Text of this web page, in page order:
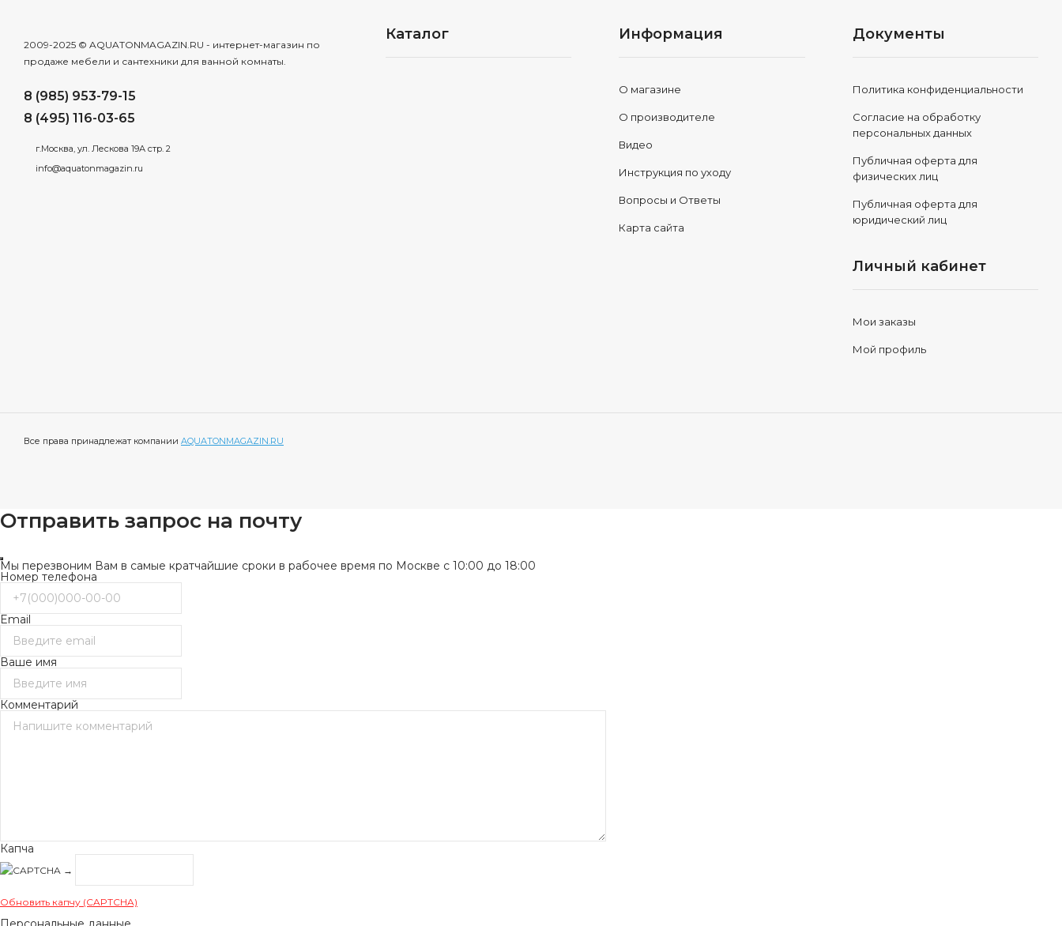
2009-2025 © AQUATONMAGAZIN.RU - интернет-магазин по
продаже мебели и сантехники для ванной комнаты.
8 (985) 953-79-15
8 (495) 116-03-65
г.Москва, ул. Лескова 19А стр. 2
info@aquatonmagazin.ru
Каталог Информация
О магазине
О производителе
Видео
Инструкция по уходу
Вопросы и Ответы
Карта сайта
Документы
Политика конфиденциальности
Согласие на обработку
персональных данных
Публичная оферта для
физических лиц
Публичная оферта для
юридический лиц
Личный кабинет
Мои заказы
Мой профиль
Все права принадлежат компании AQUATONMAGAZIN.RU
Отправить запрос на почту
Мы перезвоним Вам в самые кратчайшие сроки в рабочее время по Москве с 10:00 до 18:00
Номер телефона
Email
Ваше имя
Комментарий
Капча
→
Обновить капчу (CAPTCHA)